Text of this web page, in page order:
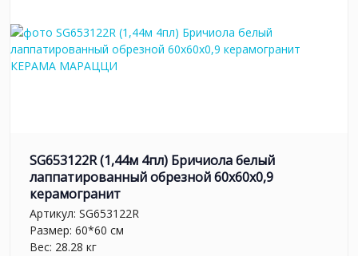
SG653122R (1,44м 4пл) Бричиола белый
лаппатированный обрезной 60x60x0,9
керамогранит
Артикул: SG653122R
Размер: 60*60 см
Вес: 28.28 кг